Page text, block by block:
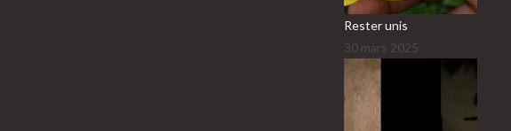
Rester unis
30 mars 2025